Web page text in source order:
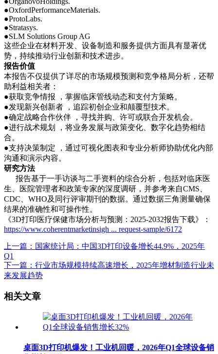
●OxfordPerformanceMaterials.
●ProtoLabs.
●Stratasys.
●SLM Solutions Group AG
这些企业在材料开发、设备制造和服务提供方面具有显著优
势，持续推动行业创新和技术进步。
报告价值
本报告不仅提供了详尽的市场规模预测和竞争格局分析，还帮
助利益相关者：
●获取竞争情报 ，掌握临床管线动态和支付方策略。
●发现新兴创新者 ，追踪初创企业和颠覆型技术。
●确定战略合作伙伴 ，寻找并购、许可或联合开发机会。
●进行战术规划 ，将业务发展与政策变化、数字化趋势相结
合。
●支持决策制定 ，通过可视化图表和专业分析师协助优化内部
沟通和演示内容。
研究方法
报告基于一手访谈与二手资料的综合分析，包括对临床医
生、医院管理者和政策专家的深度调研，并参考来自CMS、
CDC、WHO及同行评审期刊的数据。通过数据三角测量确保
结果的准确性和可操作性。
《3D打印医疗保健市场分析与预测：2025-2032报告下载》：
https://www.coherentmarketinsigh ... request-sample/6172
上一篇：国家统计局：中国3D打印设备增长44.9%，2025年
Q1
下一篇：行业市场规模持续高速增长，2025年增材制造行业未
来发展趋势
相关文章
桌面3D打印机爆发！工业机回暖，2026年Q1全球设备销